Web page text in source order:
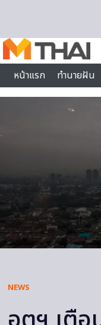
หน้าแรก
ทำนายฝัน
ไลฟ์สไตล์
NEWS